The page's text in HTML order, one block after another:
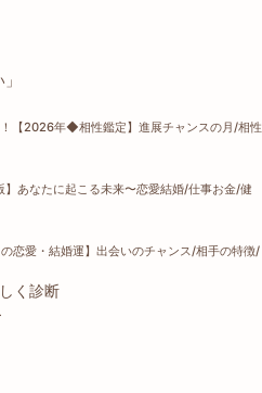
【2026年◆相性鑑定】進展チャンスの月/相性
あなたに起こる未来〜恋愛結婚/仕事お金/健
恋愛・結婚運】出会いのチャンス/相手の特徴/
く診断